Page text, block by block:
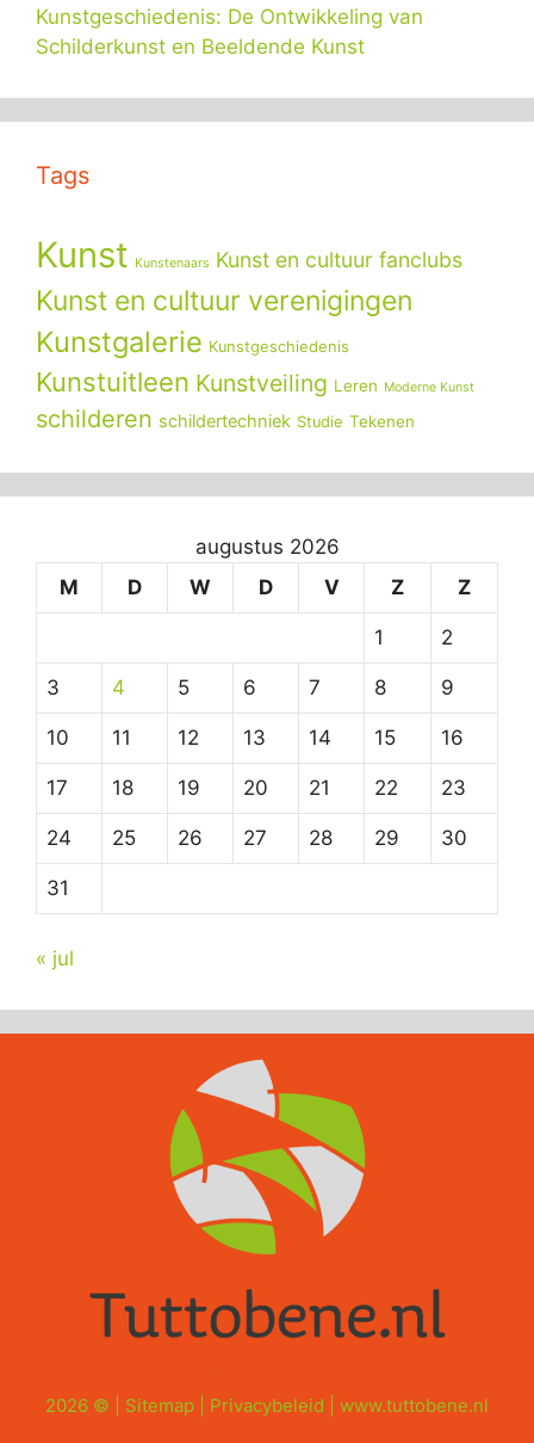
Kunstgeschiedenis: De Ontwikkeling van
Schilderkunst en Beeldende Kunst
Tags
Kunst Kunstenaars Kunst en cultuur fanclubs
Kunst en cultuur verenigingen
Kunstgalerie Kunstgeschiedenis
Kunstuitleen Kunstveiling Leren Moderne Kunst
schilderen schildertechniek Studie Tekenen
augustus 2026
M
D W D V Z Z
1 2
3 4 5 6 7 8 9
10 11 12 13 14 15 16
17 18 19 20 21 22 23
24 25 26 27 28 29 30
31
« jul
2026 © | Sitemap Privacybeleid www.tuttobene.nl